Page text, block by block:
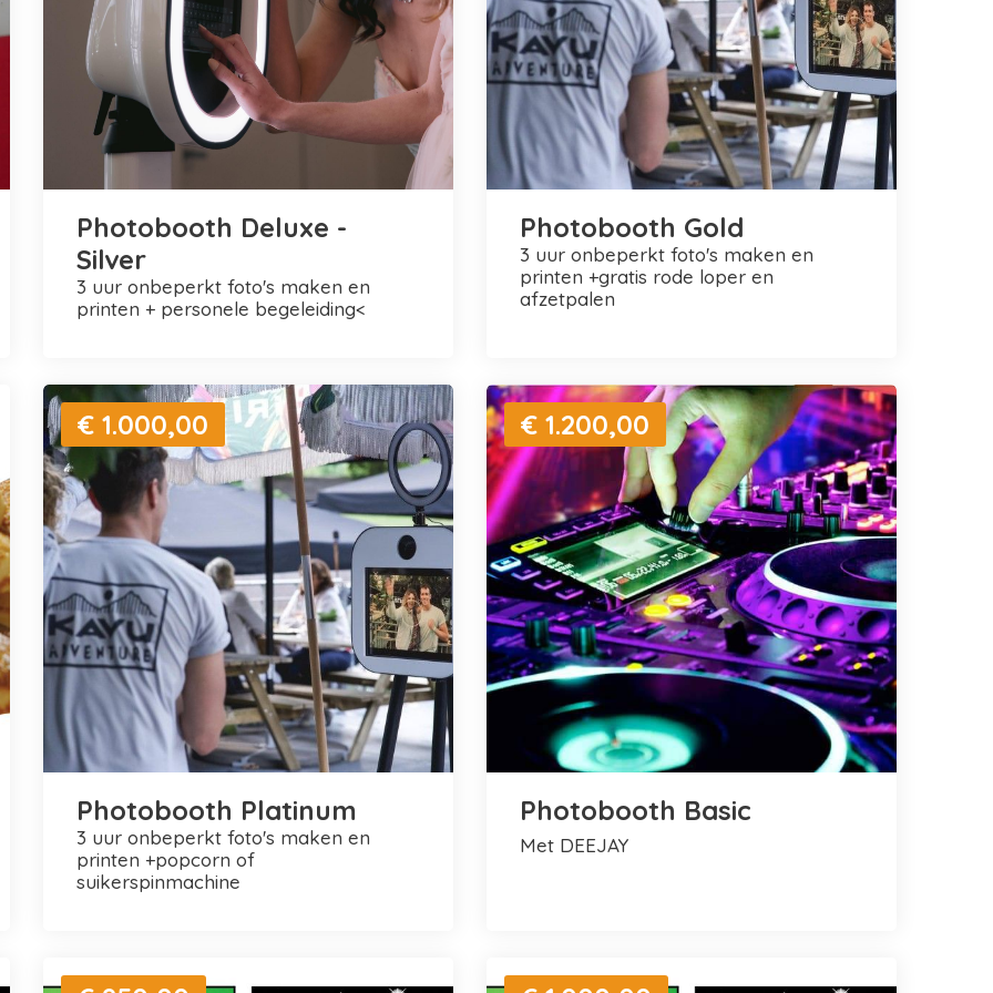
Photobooth Deluxe -
Silver
3 uur onbeperkt foto's maken en
printen + personele begeleiding<
Photobooth Gold
3 uur onbeperkt foto's maken en
printen +gratis rode loper en
afzetpalen
€ 1.000,00
Photobooth Platinum
3 uur onbeperkt foto's maken en
printen +popcorn of
suikerspinmachine
€ 1.200,00
Photobooth Basic
met DEEJAY